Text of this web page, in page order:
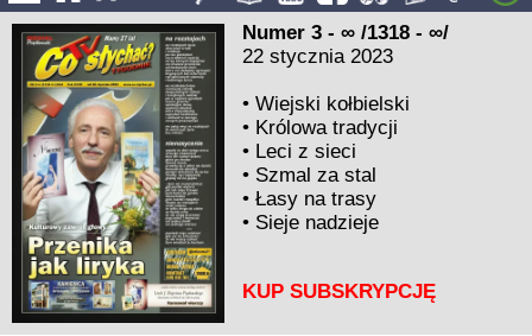
Numer 3 - ∞ /1318 - ∞/
22 stycznia 2023
•Wiejski kołbielski
• Królowa tradycji
• Leci z sieci
• Szmal za stal
•Łasy na trasy
• Sieje nadzieje
KUP SUBSKRYPCJĘ